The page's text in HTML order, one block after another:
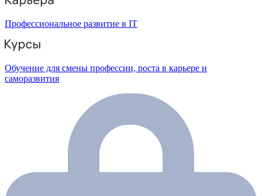
Профессиональное развитие в IT
Обучение для смены профессии, роста в карьере и
саморазвития